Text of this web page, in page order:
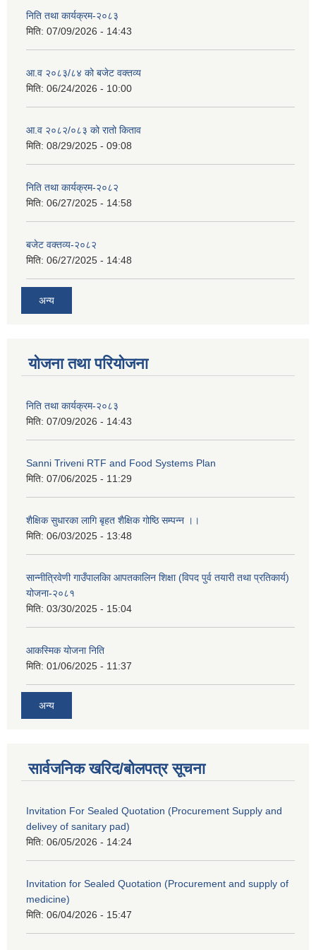
निति तथा कार्यक्रम-२०८३
मिति: 07/09/2026 - 14:43
आ.व २०८३/८४ को बजेट वक्तव्य
मिति: 06/24/2026 - 10:00
आ.व २०८२/०८३ को रातो किताव
मिति: 08/29/2025 - 09:08
निति तथा कार्यक्रम-२०८२
मिति: 06/27/2025 - 14:58
बजेट वक्तव्य-२०८२
मिति: 06/27/2025 - 14:48
अन्य
योजना तथा परियोजना
निति तथा कार्यक्रम-२०८३
मिति: 07/09/2026 - 14:43
Sanni Triveni RTF and Food Systems Plan
मिति: 07/06/2025 - 11:29
शैक्षिक सुधारका लागि बृहत शैक्षिक गोष्ठि सम्पन्न ।।
मिति: 06/03/2025 - 13:48
सान्नीत्रिवेणी गाउँपालकिा आपतकालिन शिक्षा (विपद पुर्व तयारी तथा प्रतिकार्य)
योजना-२०८१
मिति: 03/30/2025 - 15:04
आकस्मिक योजना निति
मिति: 01/06/2025 - 11:37
अन्य
सार्वजनिक खरिद/बोलपत्र सूचना
Invitation For Sealed Quotation (Procurement Supply and
delivey of sanitary pad)
मिति: 06/05/2026 - 14:24
Invitation for Sealed Quotation (Procurement and supply of
medicine)
मिति: 06/04/2026 - 15:47